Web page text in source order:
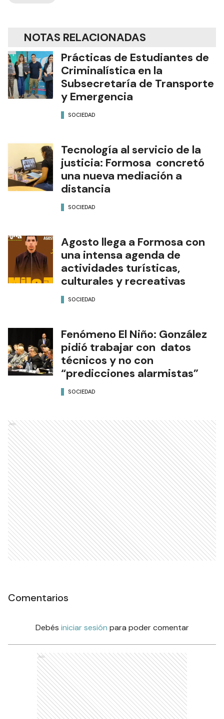
NOTAS RELACIONADAS
Prácticas de Estudiantes de
Criminalística en la
Subsecretaría de Transporte
y Emergencia
SOCIEDAD
Tecnología al servicio de la
justicia: Formosa concretó
una nueva mediación a
distancia
SOCIEDAD
Agosto llega a Formosa con
una intensa agenda de
actividades turísticas,
culturales y recreativas
SOCIEDAD
Fenómeno El Niño: González
pidió trabajar con datos
técnicos y no con
“predicciones alarmistas”
SOCIEDAD
Ads
Comentarios
Debés iniciar sesión para poder comentar
Ads